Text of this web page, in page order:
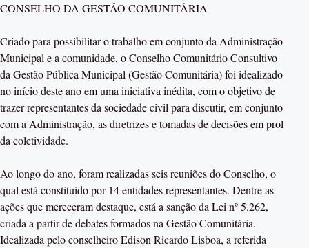
CONSELHO DA GESTÃO COMUNITÁRIA
Criado para possibilitar o trabalho em conjunto da Administração
Municipal e a comunidade, o Conselho Comunitário Consultivo
da Gestão Pública Municipal (Gestão Comunitária) foi idealizado
no início deste ano em uma iniciativa inédita, com o objetivo de
trazer representantes da sociedade civil para discutir, em conjunto
com a Administração, as diretrizes e tomadas de decisões em prol
da coletividade.
Ao longo do ano, foram realizadas seis reuniões do Conselho, o
qual está constituído por 14 entidades representantes. Dentre as
ações que mereceram destaque, está a sanção da Lei nº 5.262,
criada a partir de debates formados na Gestão Comunitária.
Idealizada pelo conselheiro Edison Ricardo Lisboa, a referida